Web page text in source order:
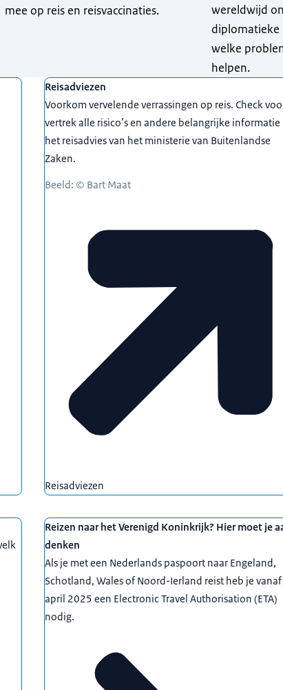
mee op reis en reisvaccinaties.
wereldwijd
diplomatieke
welke
helpen.
Reisadviezen
Voorkom vervelende verrassingen op reis. Check
vertrek alle risico’s en andere belangrijke informatie
het reisadvies van het ministerie van Buitenlandse
Zaken.
Beeld: © Bart Maat
Reisadviezen
Reizen naar het Verenigd Koninkrijk? Hier moet je
denken
Als je met een Nederlands paspoort naar Engeland,
Schotland, Wales of Noord-Ierland reist heb je vanaf
april 2025 een Electronic Travel Authorisation (ETA)
nodig.